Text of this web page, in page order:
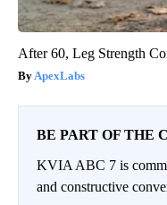
After 60, Leg Strength
ApexLabs
BE PART OF THE
KVIA ABC 7 is
and constructive